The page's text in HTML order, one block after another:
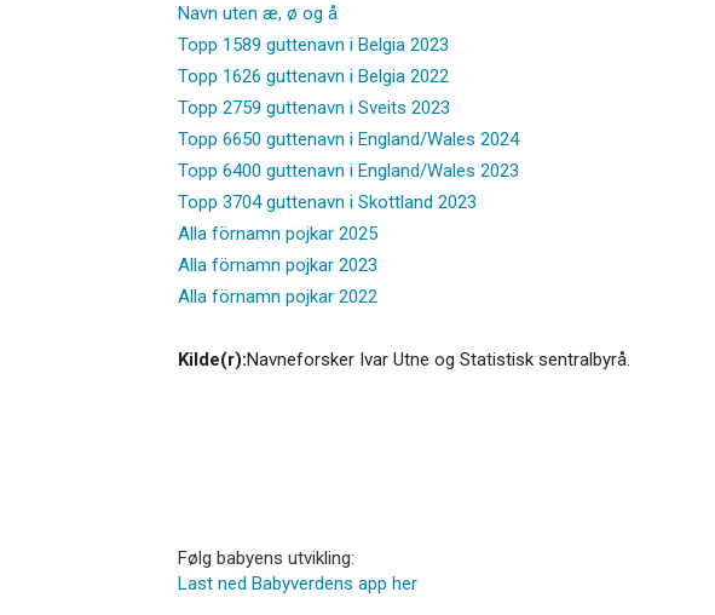
Navn uten æ, ø og å
Topp 1589 guttenavn i Belgia 2023
Topp 1626 guttenavn i Belgia 2022
Topp 2759 guttenavn i Sveits 2023
Topp 6650 guttenavn i England/Wales 2024
Topp 6400 guttenavn i England/Wales 2023
Topp 3704 guttenavn i Skottland 2023
Alla förnamn pojkar 2025
Alla förnamn pojkar 2023
Alla förnamn pojkar 2022
Kilde(r):Navneforsker Ivar Utne og Statistisk sentralbyrå.
Følg babyens utvikling:
Last ned Babyverdens app her